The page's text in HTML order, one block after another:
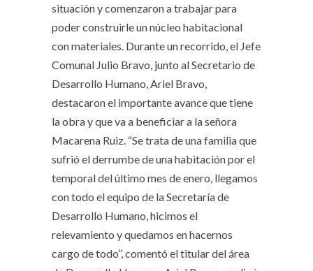
situación y comenzaron a trabajar para
poder construirle un núcleo habitacional
con materiales. Durante un recorrido, el Jefe
Comunal Julio Bravo, junto al Secretario de
Desarrollo Humano, Ariel Bravo,
destacaron el importante avance que tiene
la obra y que va a beneficiar a la señora
Macarena Ruiz. “Se trata de una familia que
sufrió el derrumbe de una habitación por el
temporal del último mes de enero, llegamos
con todo el equipo de la Secretaría de
Desarrollo Humano, hicimos el
relevamiento y quedamos en hacernos
cargo de todo”, comentó el titular del área